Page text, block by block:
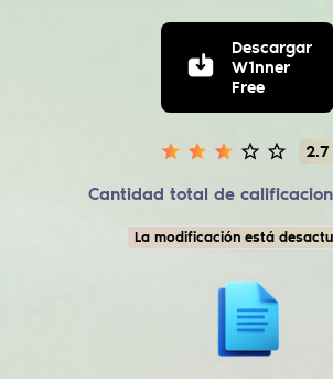
Descargar
W1nner
Free
2.7
Cantidad total de
La modificación está